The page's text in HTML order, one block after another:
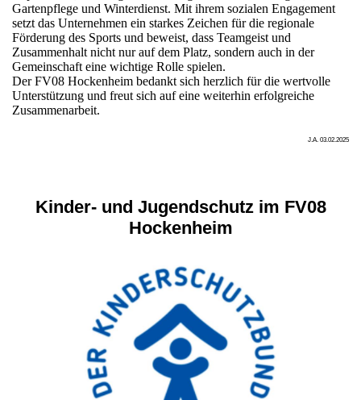
Gartenpflege und Winterdienst. Mit ihrem sozialen Engagement
setzt das Unternehmen ein starkes Zeichen für die regionale
Förderung des Sports und beweist, dass Teamgeist und
Zusammenhalt nicht nur auf dem Platz, sondern auch in der
Gemeinschaft eine wichtige Rolle spielen.
Der FV08 Hockenheim bedankt sich herzlich für die wertvolle
Unterstützung und freut sich auf eine weiterhin erfolgreiche
Zusammenarbeit.
J.A. 03.02.2025
Kinder- und Jugendschutz im FV08
Hockenheim